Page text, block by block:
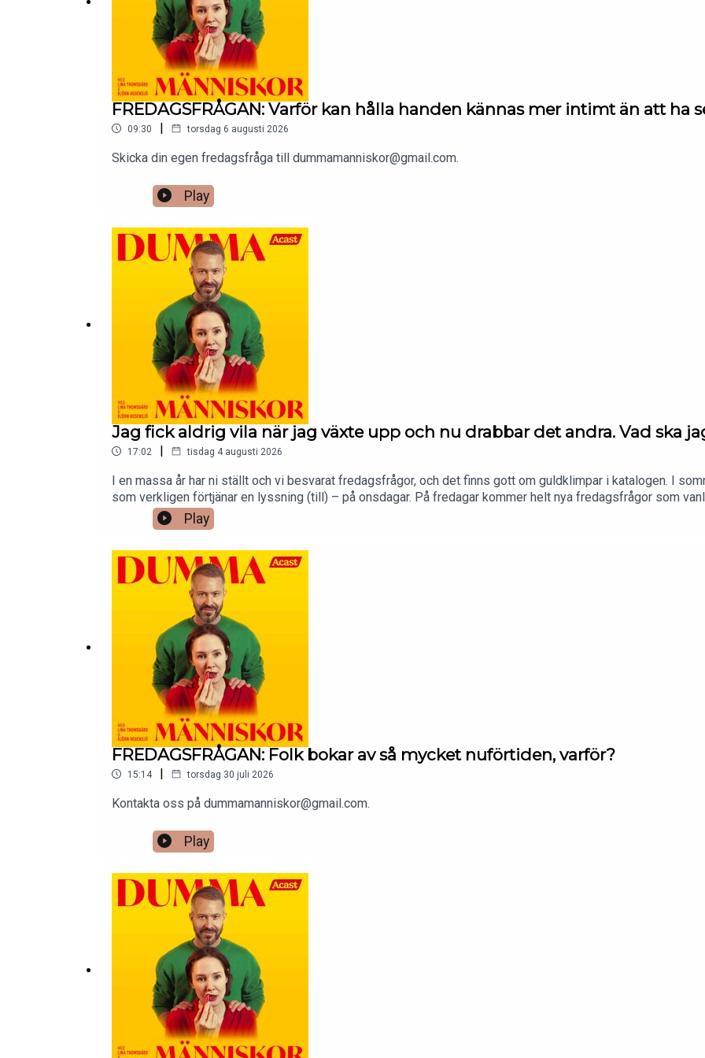
För en reklamfri upplevelse klicka här: https://dummamanniskor.supercast.com/
FREDAGSFRÅGAN: Varför kan hålla handen kännas mer intimt än att ha
09:30 | torsdag 6 augusti 2026
Skicka din egen fredagsfråga till dummamanniskor@gmail.com.
Play
Jag fick aldrig vila när jag växte upp och nu drabbar det andra. Vad ska
17:02 | tisdag 4 augusti 2026
I en massa år har ni ställt och vi besvarat fredagsfrågor, och det finns gott om guldklimpar i katalogen. I
som verkligen förtjänar en lyssning (till) – på onsdagar. På fredagar kommer helt nya fredagsfrågor som
dummamanniskor@gmail.com.
Play
FREDAGSFRÅGAN: Folk bokar av så mycket nuförtiden, varför?
15:14 | torsdag 30 juli 2026
Kontakta oss på dummamanniskor@gmail.com.
Play